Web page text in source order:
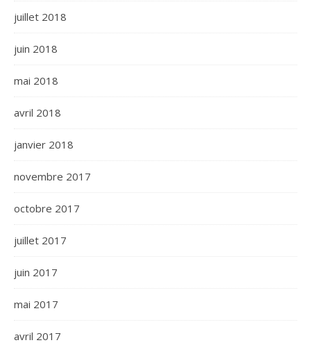
juillet 2018
juin 2018
mai 2018
avril 2018
janvier 2018
novembre 2017
octobre 2017
juillet 2017
juin 2017
mai 2017
avril 2017